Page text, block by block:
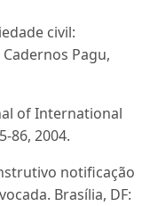
civil:
Pagu,
of International
86, 2004.
notificação
Brasília, DF: